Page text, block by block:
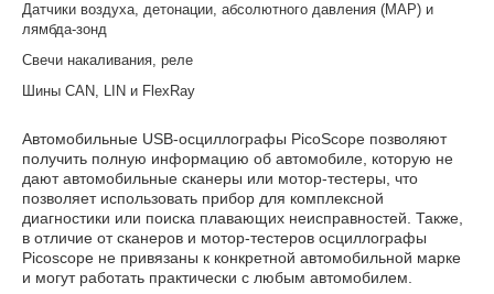
Датчики воздуха, детонации, абсолютного давления (MAP) и
лямбда-зонд
Свечи накаливания, реле
Шины CAN, LIN и FlexRay
Автомобильные USB-осциллографы PicoScope позволяют
получить полную информацию об автомобиле, которую не
дают автомобильные сканеры или мотор-тестеры, что
позволяет использовать прибор для комплексной
диагностики или поиска плавающих неисправностей. Также,
в отличие от сканеров и мотор-тестеров осциллографы
Picoscope не привязаны к конкретной автомобильной марке
и могут работать практически с любым автомобилем.